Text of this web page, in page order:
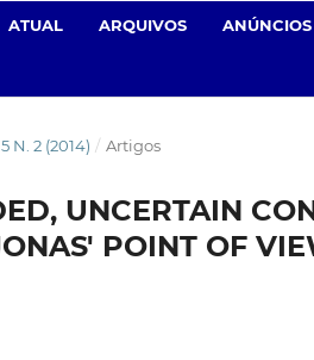
ATUAL ARQUIVOS ANÚNCIOS
N. 2 (2014) / Artigos
UNCERTAIN
POINT OF